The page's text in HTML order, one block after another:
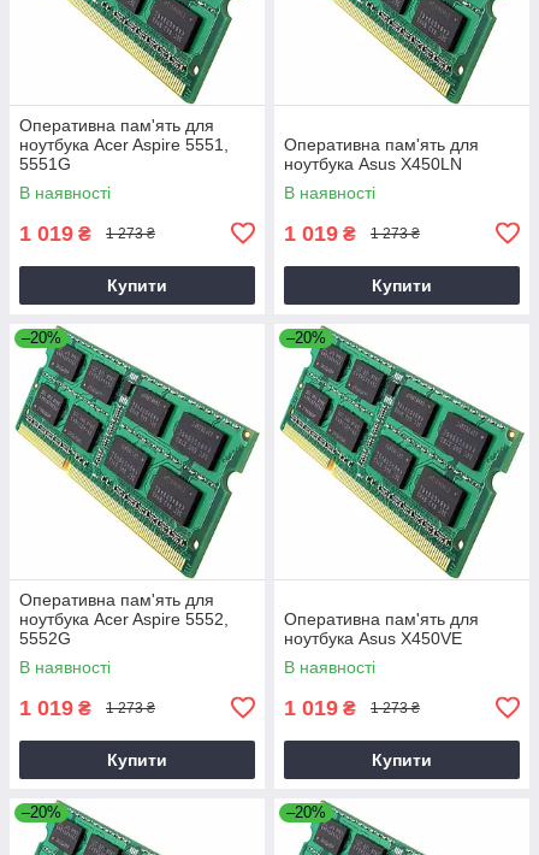
Оперативна пам'ять для
ноутбука Acer Aspire 5551,
5551G
В наявності
1 019 ₴ 1 273 ₴
Купити
Оперативна пам'ять для
ноутбука Asus X450LN
В наявності
1 019 ₴ 1 273 ₴
Купити
–20%
Оперативна пам'ять для
ноутбука Acer Aspire 5552,
5552G
В наявності
1 019 ₴ 1 273 ₴
Купити
–20%
Оперативна пам'ять для
ноутбука Asus X450VE
В наявності
1 019 ₴ 1 273 ₴
Купити
–20% –20%